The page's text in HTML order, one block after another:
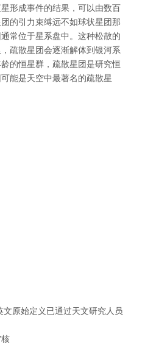
形成事件的结果，可以由数百
的引力束缚远不如球状星团那
常位于星系盘中。这种松散的
疏散星团会逐渐解体到银河系
的恒星群，疏散星团是研究恒
能是天空中最著名的疏散星
文原始定义已通过天文研究人员